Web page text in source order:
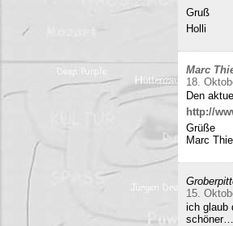
Gruß
Holli
Marc
18.
Den
http://
Grüße
Marc
15.
ich glaub